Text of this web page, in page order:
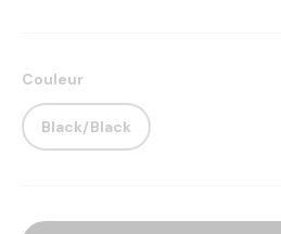
Couleur
Black/Black